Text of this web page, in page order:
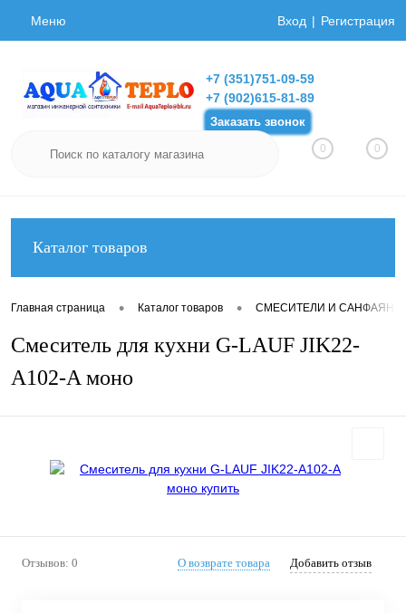
Меню Вход Регистрация
+7 (351)751-09-59
+7 (902)615-81-89
Заказать звонок
0 0
Каталог товаров
Главная страница • Каталог товаров • СМЕСИТЕЛИ И САНФАЯНС
Смеситель для кухни G-LAUF JIK22-
A102-A моно
Отзывов: 0 О возврате товара Добавить отзыв